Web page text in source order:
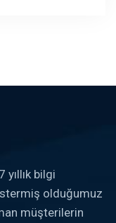
yıllık bilgi
olduğumuz
müşterilerin